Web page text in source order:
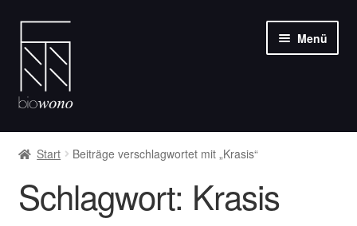
Navigation
springen
Inhalt
springen
Menü
Weine
Feinkost
Start Beiträge verschlagwortet mit „Krasis“
Schlagwort: Krasis